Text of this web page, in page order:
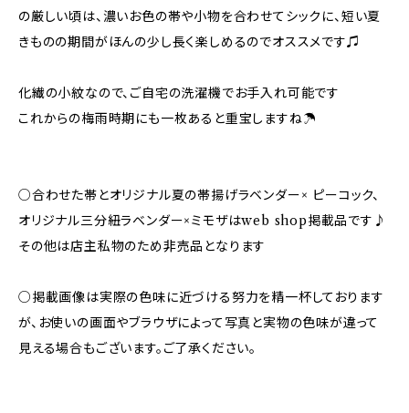
の厳しい頃は、濃いお色の帯や小物を合わせてシックに、短い夏
きものの期間がほんの少し長く楽しめるのでオススメです♫
化繊の小紋なので、ご自宅の洗濯機でお手入れ可能です
これからの梅雨時期にも一枚あると重宝しますね☂️
○合わせた帯とオリジナル夏の帯揚げラベンダー× ピーコック、
オリジナル三分紐ラベンダー×ミモザはweb shop掲載品です♪
その他は店主私物のため非売品となります
○掲載画像は実際の色味に近づける努力を精一杯しております
が、お使いの画面やブラウザによって写真と実物の色味が違って
見える場合もございます。ご了承ください。